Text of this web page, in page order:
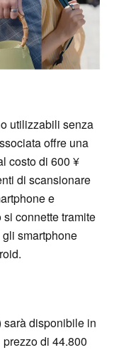
utilizzabili senza
offre una
costo di 600 ¥
di scansionare
e
si connette tramite
smartphone
sarà disponibile in
di 44.800